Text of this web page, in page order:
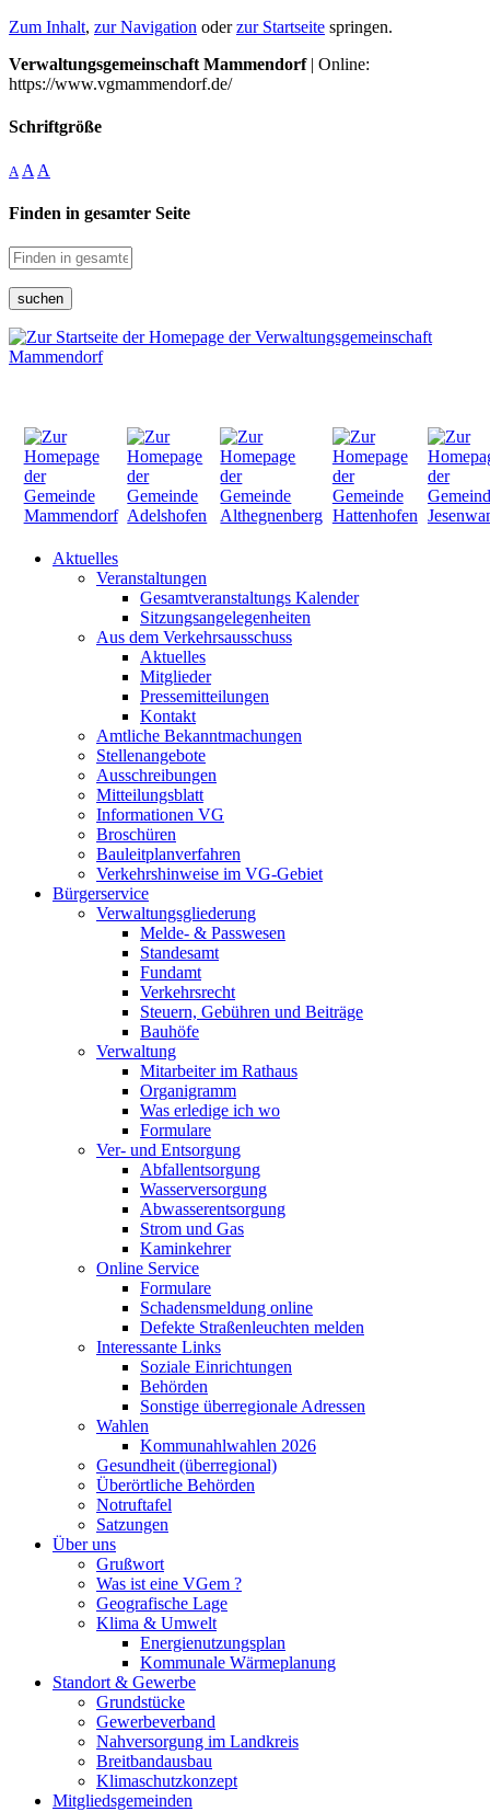
Zum Inhalt, zur Navigation oderzur Startseite springen.
Verwaltungsgemeinschaft Mammendorf| Online:
https://www.vgmammendorf.de/
Schriftgröße
A A A
Finden in gesamter Seite
suchen
Aktuelles
Veranstaltungen
Gesamtveranstaltungs Kalender
Sitzungsangelegenheiten
Aus dem Verkehrsausschuss
Aktuelles
Mitglieder
Pressemitteilungen
Kontakt
Amtliche Bekanntmachungen
Stellenangebote
Ausschreibungen
Mitteilungsblatt
Informationen VG
Broschüren
Bauleitplanverfahren
Verkehrshinweise im VG-Gebiet
Bürgerservice
Verwaltungsgliederung
Melde- & Passwesen
Standesamt
Fundamt
Verkehrsrecht
Steuern, Gebühren und Beiträge
Bauhöfe
Verwaltung
Mitarbeiter im Rathaus
Organigramm
Was erledige ich wo
Formulare
Ver- und Entsorgung
Abfallentsorgung
Wasserversorgung
Abwasserentsorgung
Strom und Gas
Kaminkehrer
Online Service
Formulare
Schadensmeldung online
Defekte Straßenleuchten melden
Interessante Links
Soziale Einrichtungen
Behörden
Sonstige überregionale Adressen
Wahlen
Kommunahlwahlen 2026
Gesundheit (überregional)
Überörtliche Behörden
Notruftafel
Satzungen
Über uns
Grußwort
Was ist eine VGem ?
Geografische Lage
Klima & Umwelt
Energienutzungsplan
Kommunale Wärmeplanung
Standort & Gewerbe
Grundstücke
Gewerbeverband
Nahversorgung im Landkreis
Breitbandausbau
Klimaschutzkonzept
Mitgliedsgemeinden